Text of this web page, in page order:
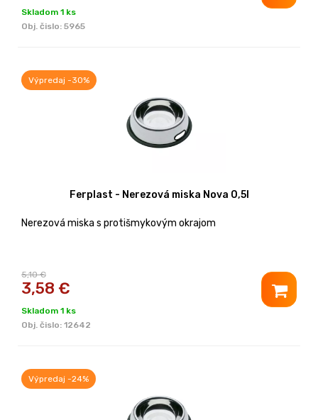
Skladom 1 ks
Obj. čislo: 5965
Výpredaj -30%
Ferplast - Nerezová miska Nova 0,5l
Nerezová miska s protišmykovým okrajom
5,10 €
3,58 €
Skladom 1 ks
Obj. čislo: 12642
Výpredaj -24%